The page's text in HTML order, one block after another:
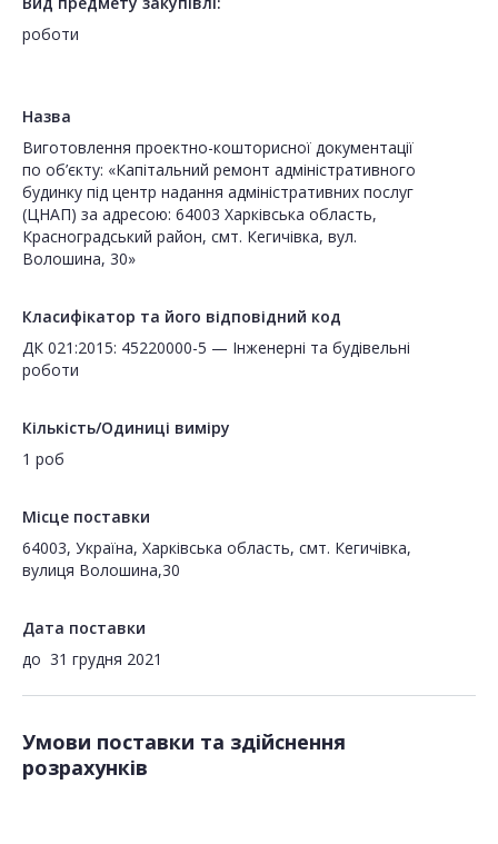
роботи
Назва
Виготовлення проектно-кошторисної документації
по об’єкту: «Капітальний ремонт адміністративного
будинку під центр надання адміністративних послуг
(ЦНАП) за адресою: 64003 Харківська область,
Красноградський район, смт. Кегичівка, вул.
Волошина, 30»
Класифікатор та його відповідний код
ДК 021:2015: 45220000-5 — Інженерні та будівельні
роботи
Кількість/Одиниці виміру
1 роб
Місце поставки
64003, Україна, Харківська область, смт. Кегичівка,
вулиця Волошина,30
Дата поставки
до 31 грудня 2021
Умови поставки та здійснення
розрахунків